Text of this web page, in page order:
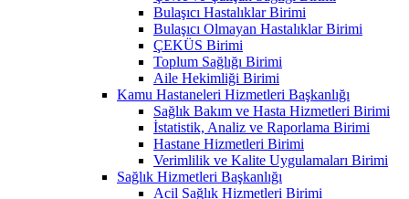
Bulaşıcı Hastalıklar Birimi
Bulaşıcı Olmayan Hastalıklar Birimi
ÇEKÜS Birimi
Toplum Sağlığı Birimi
Aile Hekimliği Birimi
Kamu Hastaneleri Hizmetleri Başkanlığı
Sağlık Bakım ve Hasta Hizmetleri Birimi
İstatistik, Analiz ve Raporlama Birimi
Hastane Hizmetleri Birimi
Verimlilik ve Kalite Uygulamaları Birimi
Sağlık Hizmetleri Başkanlığı
Acil Sağlık Hizmetleri Birimi